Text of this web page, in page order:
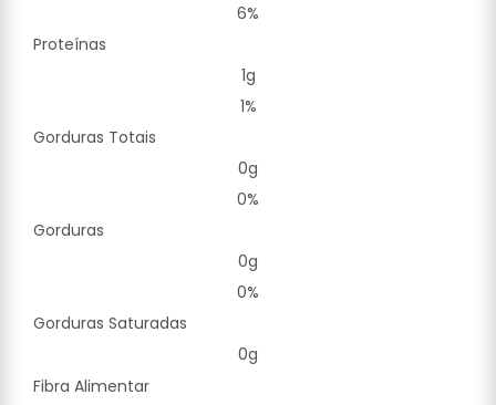
6%
Proteínas
1g
1%
Gorduras Totais
0g
0%
Gorduras
0g
0%
Gorduras Saturadas
0g
Fibra Alimentar